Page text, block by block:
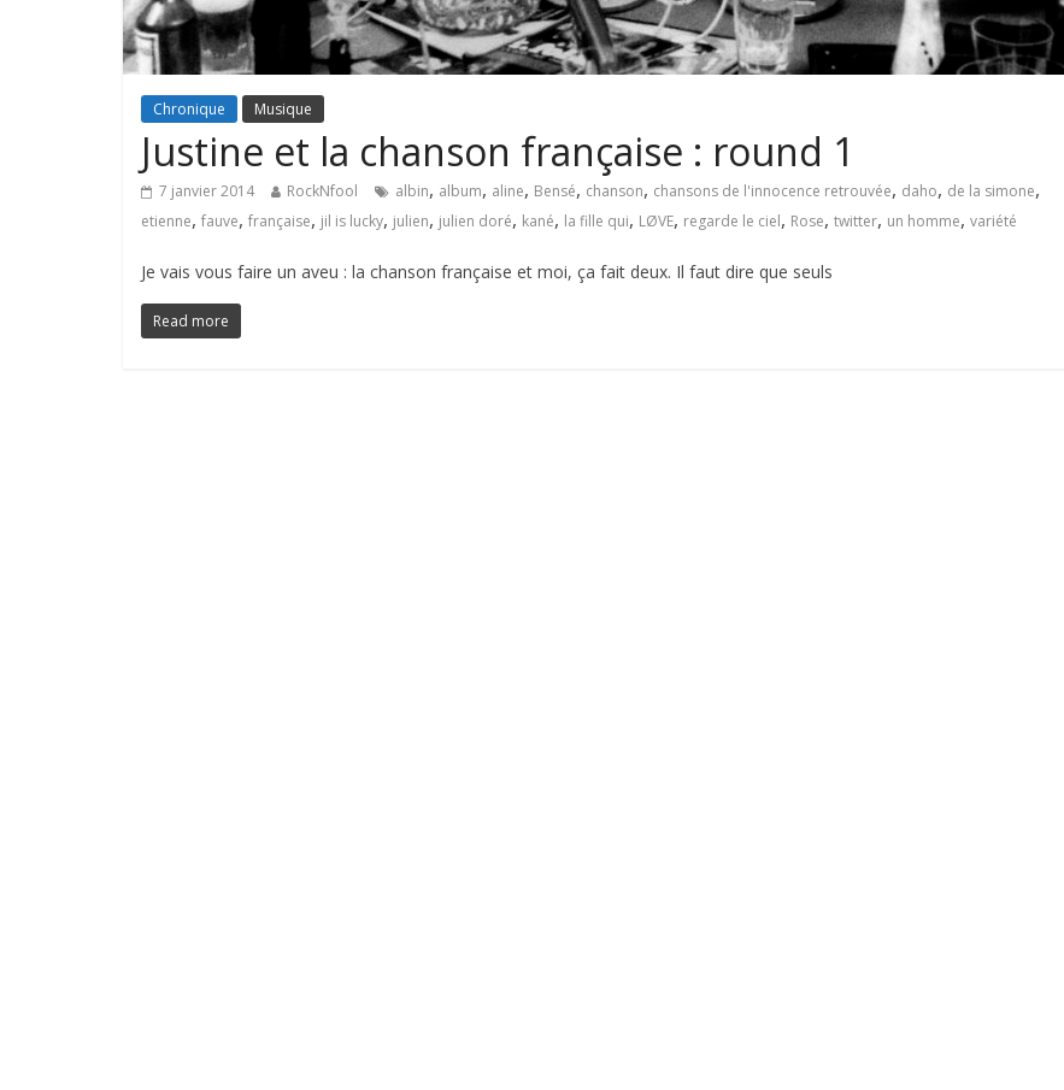
Chronique Musique
Justine et la chanson française : round 1
7 janvier 2014 RockNfool albin, album, aline, Bensé, chanson, chansons de l'innocence retrouvée, daho, de la simone,
etienne, fauve, française, jil is lucky, julien, julien doré, kané, la fille qui, LØVE, regarde le ciel, Rose, twitter, un homme, variété
Je vais vous faire un aveu : la chanson française et moi, ça fait deux. Il faut dire que seuls
Read more